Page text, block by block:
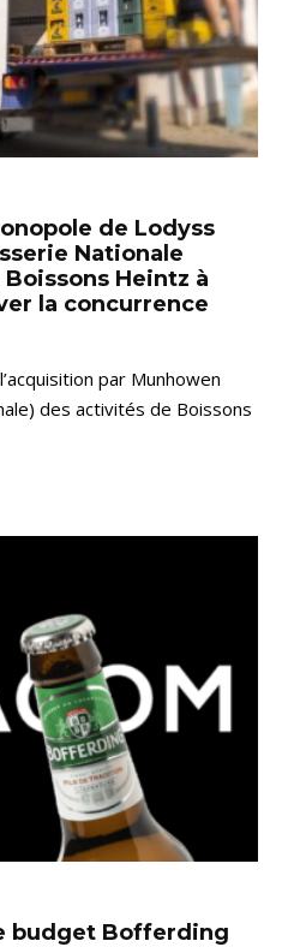
de Lodyss
Nationale
Heintz à
la concurrence
par Munhowen
des activités de Boissons
budget Bofferding